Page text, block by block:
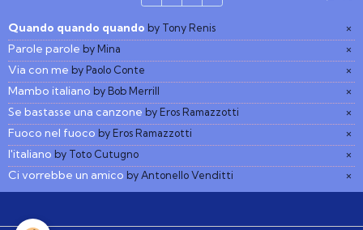
×
Quando quando quando by Tony Renis
×
Parole parole by Mina
×
Via con me by Paolo Conte
×
Mambo italiano by Bob Merrill
×
Se bastasse una canzone by Eros Ramazzotti
×
Fuoco nel fuoco by Eros Ramazzotti
×
l'italiano by Toto Cutugno
×
Ci vorrebbe un amico by Antonello Venditti